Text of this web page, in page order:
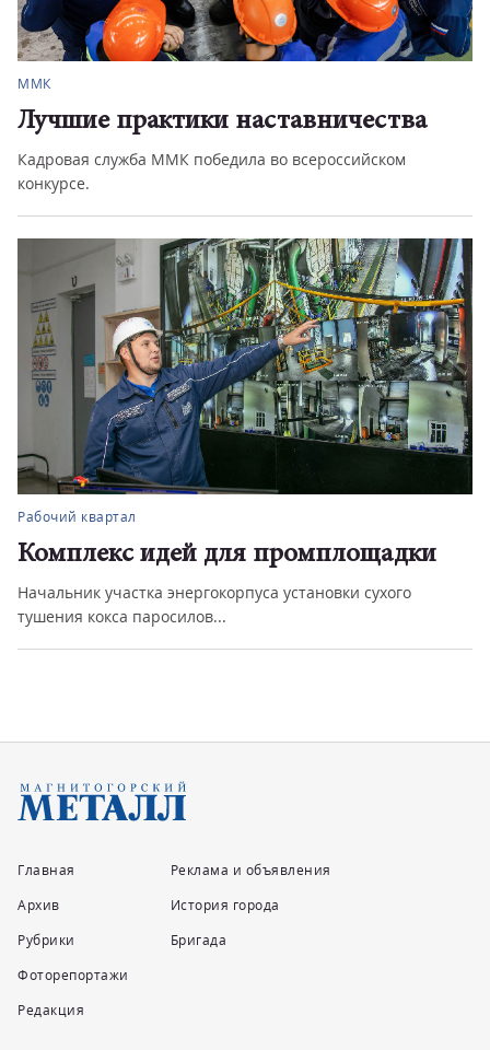
ММК
Лучшие практики наставничества
Кадровая служба ММК победила во всероссийском
конкурсе.
Рабочий квартал
Комплекс идей для промплощадки
Начальник участка энергокорпуса установки сухого
тушения кокса паросилов...
Главная
Архив
Рубрики
Фоторепортажи
Редакция
Реклама и объявления
История города
Бригада